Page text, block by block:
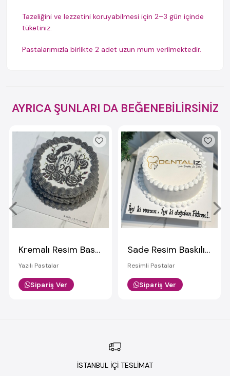
Tazeliğini ve lezzetini koruyabilmesi için 2–3 gün içinde
tüketiniz.
Pastalarımızla birlikte 2 adet uzun mum verilmektedir.
AYRICA ŞUNLARI DA BEĞENEBİLİRSİNİZ
Kremalı Resim Baskılı Pasta
Yazılı Pastalar
Sipariş Ver
Sade Resim Baskılı Pasta
Resimli Pastalar
Sipariş Ver
İSTANBUL İÇİ TESLİMAT